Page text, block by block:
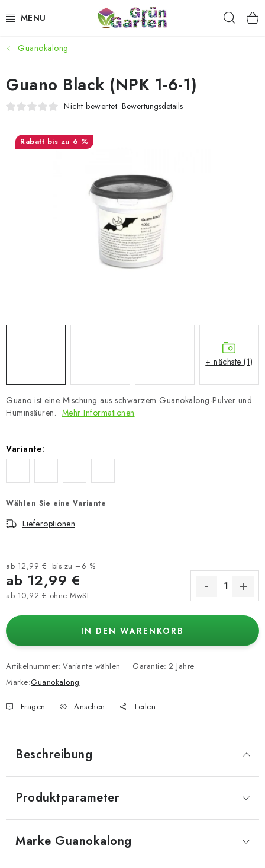
Inhalt
ANGEBOTE
LED PFLANZENLAMPEN
ANBAUBEDARF FÜR DEN HEIMANBAU
AQUARISTIK
Kaufberatung AGB
Datenschutzerklärung Impressum
Guanokalong
Guano ist eine Mischung aus schwarzem Guanokalong-Pulver und
Huminsäuren. Mehr Informationen
Variante:
Wählen Sie eine Variante
Lieferoptionen
ab 12,99 € bis zu –6 %
ab 12,99 €
ab 10,92 € ohne MwSt.
IN DEN WARENKORB
Artikelnummer: Variante wählen
Marke:Guanokalong
Garantie: 2 Jahre
Fragen Ansehen Teilen
Guano Black (NPK 1-6-1)
Nicht bewertet Bewertungsdetails
bis zu 6 %
+ nächste (1)
Beschreibung
Produktparameter
Marke Guanokalong